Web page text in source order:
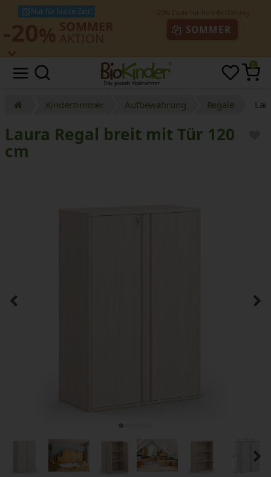
Nur für kurze Zeit!
SOMMER
0
Kinderzimmer Aufbewahrung Regale
Laura Regal breit mit Tür 120
cm